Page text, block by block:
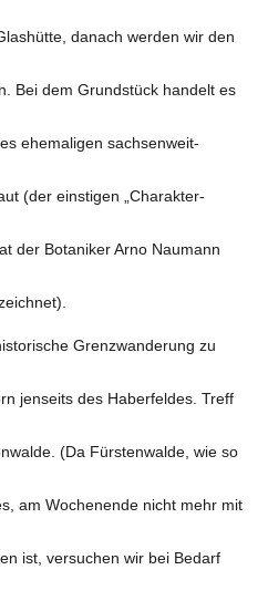
danach werden wir den
Bei dem Grundstück handelt es
ehemaligen sachsenweit-
(der einstigen „Charakter-
der Botaniker Arno Naumann
Grenzwanderung zu
jenseits des Haberfeldes. Treff
(Da Fürstenwalde, wie so
am Wochenende nicht mehr mit
ist, versuchen wir bei Bedarf